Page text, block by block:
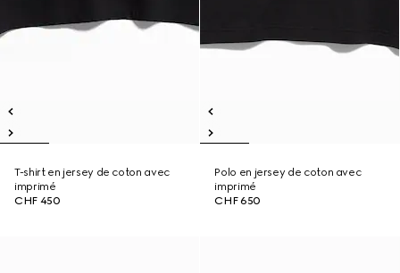
T-shirt en jersey de coton avec
imprimé
CHF 450
Polo en jersey de coton avec
imprimé
CHF 650